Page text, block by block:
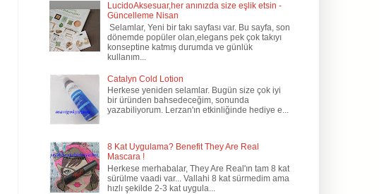
LucidoAksesuar,her anınızda size eşlik etsin -
Güncelleme Nisan
Selamlar, Yeni bir takı sayfası var. Bu sayfa, son
dönemde popüler olan,elegans pek çok takıyı
konseptine katmış durumda ve günlük
kullanım...
Catalyn Cold Lotion
Herkese yeniden selamlar. Bugün size çok iyi
bir üründen bahsedeceğim, sonunda
yazabiliyorum. Lerzan'ın etkinliğinde hediye e...
8 Kat Uygulama? Benefit They Are Real
Mascara !
Herkese merhabalar, They Are Real'ın tam 8 kat
sürülme vaadi var... Vallahi 8 kat sürmedim ama
hızlı şekilde 2-3 kat uygula...